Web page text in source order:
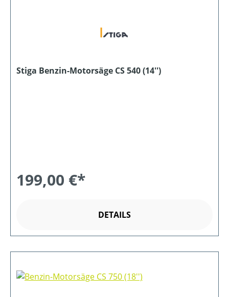
Stiga Benzin-Motorsäge CS 540 (14'')
199,00 €*
DETAILS